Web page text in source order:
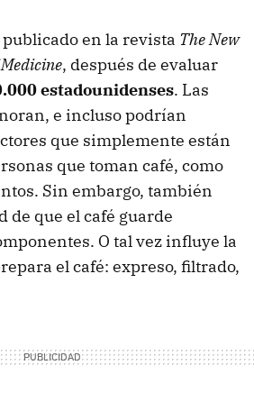
en la revista The New
, después de evaluar
estadounidenses. Las
e incluso podrían
que simplemente están
que toman café, como
Sin embargo, también
de que el café guarde
O tal vez influye la
el café: expreso, filtrado,